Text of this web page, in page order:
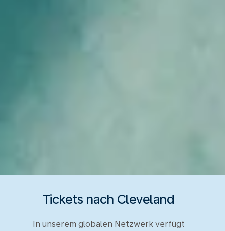
Tickets nach Cleveland
In unserem globalen Netzwerk verfügt